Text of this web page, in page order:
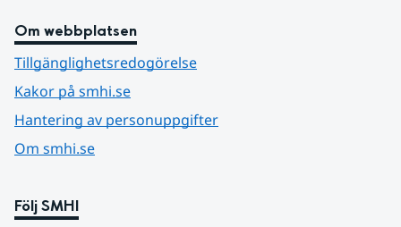
Om webbplatsen
Tillgänglighetsredogörelse
Kakor på smhi.se
Hantering av personuppgifter
Om smhi.se
Följ SMHI